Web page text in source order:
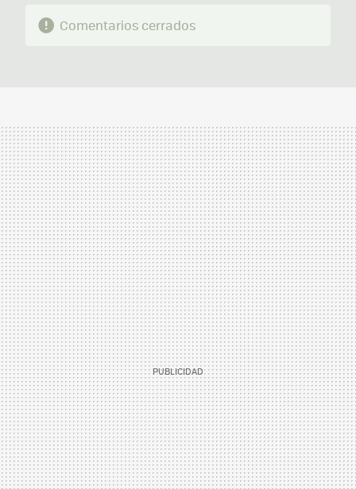
Comentarios cerrados